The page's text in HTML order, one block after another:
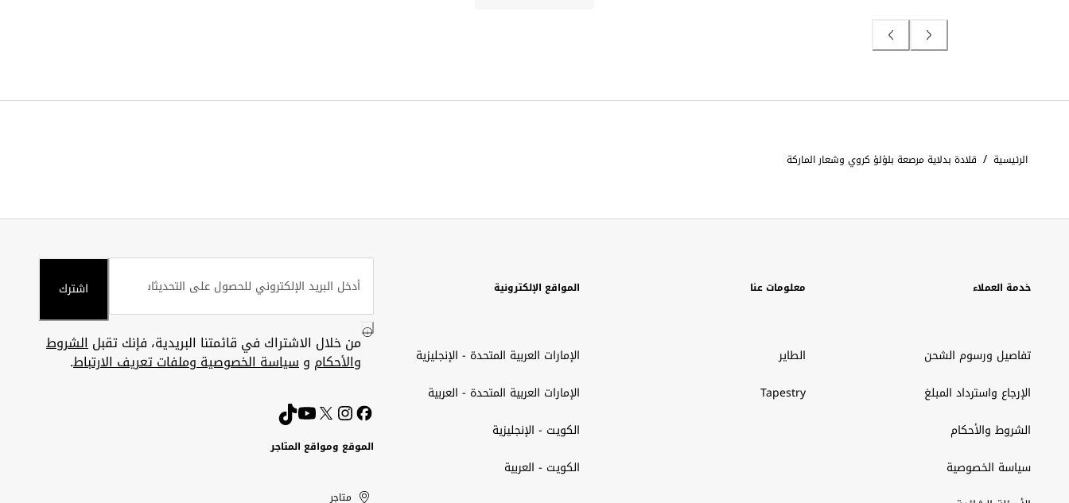
الرئيسية / قلادة بدلاية مرصعة بلؤلؤ كروي وشعار الماركة
خدمة العملاء
تفاصيل ورسوم الشحن
الإرجاع واسترداد المبلغ
الشروط والأحكام
سياسة الخصوصية
معلومات عنا
الطاير
Tapestry
المواقع الإلكترونية
الإمارات العربية المتحدة - الإنجليزية
الإمارات العربية المتحدة - العربية
الكويت - الإنجليزية
الكويت - العربية
اشترك
من خلال الاشتراك في قائمتنا البريدية، فإنك تقبلالشروط
والأحكام وسياسة الخصوصية وملفات تعريف الارتباط.
الموقع ومواقع المتاجر
United
Kuwait
الإمارات
الكويت
متاجر